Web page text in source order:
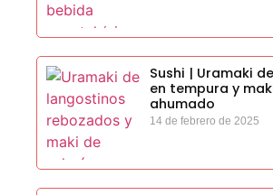
Sushi | Uramaki
en tempura y
ahumado
14 de febrero de 2025